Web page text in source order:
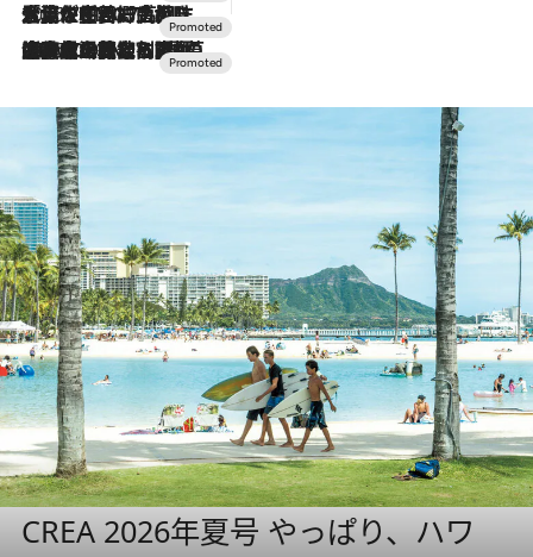
2026.7.17
「土佐和ハーブかき氷」がOMO7高知に登場！生姜、山椒、大葉など目にも舌にも涼を呼ぶ郷土の味
2026.7.10
NEW OPEN！【界 草津】名湯の地に誕生。趣の異なる2種の温泉と上州ならではの会席・蕎麦割烹など美食を味わう究極の癒やし旅
CREA 2026年夏号 やっぱり、ハワ